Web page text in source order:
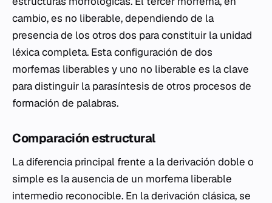
cambio, es no liberable, dependiendo de la
presencia de los otros dos para constituir la unidad
léxica completa. Esta configuración de dos
morfemas liberables y uno no liberable es la clave
para distinguir la parasíntesis de otros procesos de
formación de palabras.
Comparación estructural
La diferencia principal frente a la derivación doble o
simple es la ausencia de un morfema liberable
intermedio reconocible. En la derivación clásica, se